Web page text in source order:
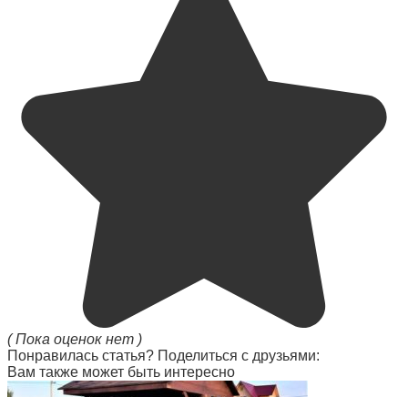
( Пока оценок нет )
Понравилась статья? Поделиться с друзьями:
Вам также может быть интересно